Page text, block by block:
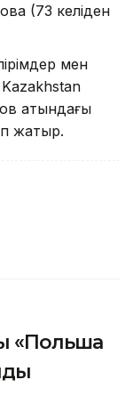
(73 келіден
мен
атындағы
жатыр.
«Польша